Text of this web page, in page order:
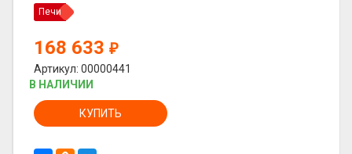
Печи
168 633 ₽
Артикул: 00000441
В НАЛИЧИИ
КУПИТЬ